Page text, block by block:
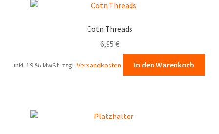
Cotn Threads
6,95 €
inkl. 19 % MwSt. zzgl.Versandkosten In den Warenkorb